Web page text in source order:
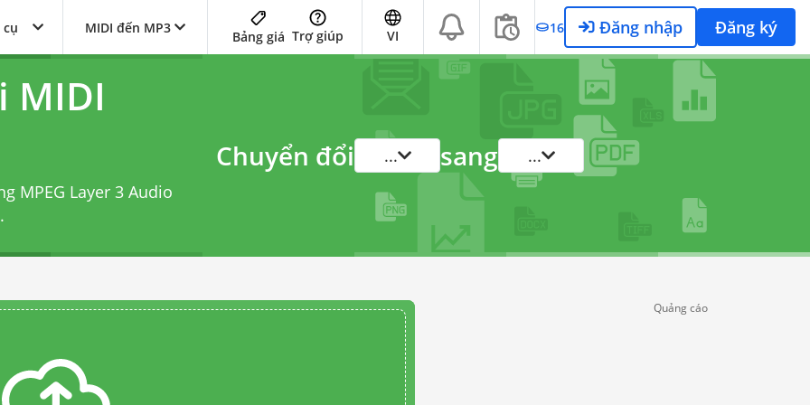
cụ MIDI đến MP3
Bảng giá Trợ giúp VI 16 Đăng nhập Đăng ký
MIDI
MPEG Layer 3 Audio
Chuyển đổi ... sang ...
Quảng cáo